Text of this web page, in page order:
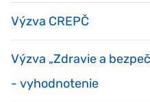
Výzva CREPČ
Výzva „Zdravie a
- vyhodnotenie